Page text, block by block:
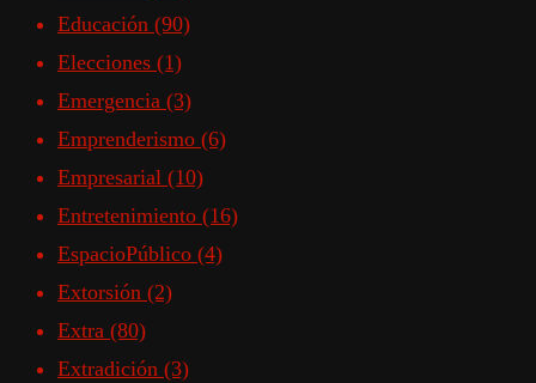
Educación (90)
Elecciones (1)
Emergencia (3)
Emprenderismo (6)
Empresarial (10)
Entretenimiento (16)
EspacioPúblico (4)
Extorsión (2)
Extra (80)
Extradición (3)